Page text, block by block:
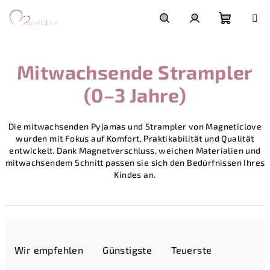
Inhalt
springen
Mitwachsende Strampler
(0–3 Jahre)
Die mitwachsenden Pyjamas und Strampler von Magneticlove
wurden mit Fokus auf Komfort, Praktikabilität und Qualität
entwickelt. Dank Magnetverschluss, weichen Materialien und
mitwachsendem Schnitt passen sie sich den Bedürfnissen Ihres
Kindes an.
Wir empfehlen Günstigste Teuerste